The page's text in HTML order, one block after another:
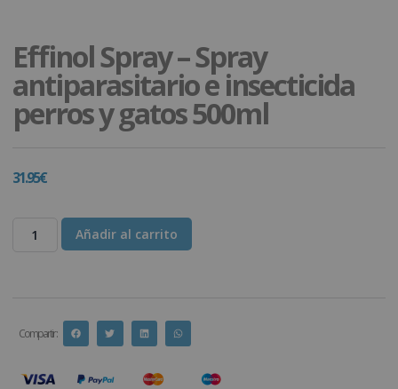
Effinol Spray – Spray
antiparasitario e insecticida
perros y gatos 500ml
31.95€
Añadir al carrito
Compartir :